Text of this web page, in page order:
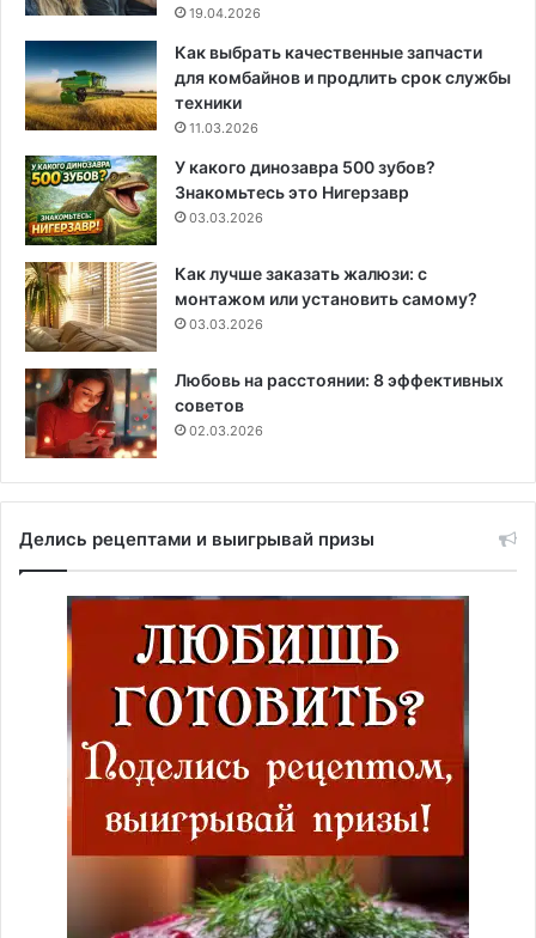
19.04.2026
Как выбрать качественные запчасти
для комбайнов и продлить срок службы
техники
11.03.2026
У какого динозавра 500 зубов?
Знакомьтесь это Нигерзавр
03.03.2026
Как лучше заказать жалюзи: с
монтажом или установить самому?
03.03.2026
Любовь на расстоянии: 8 эффективных
советов
02.03.2026
Делись рецептами и выигрывай призы